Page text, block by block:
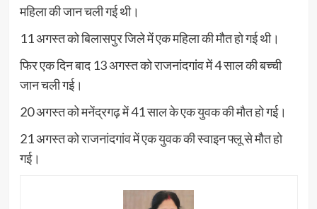
महिला की जान चली गई थी।
11 अगस्त को बिलासपुर जिले में एक महिला की मौत हो गई थी।
फिर एक दिन बाद 13 अगस्त को राजनांदगांव में 4 साल की बच्ची
जान चली गई।
20 अगस्त को मनेंद्रगढ़ में 41 साल के एक युवक की मौत हो गई।
21 अगस्त को राजनांदगांव में एक युवक की स्वाइन फ्लू से मौत हो
गई।